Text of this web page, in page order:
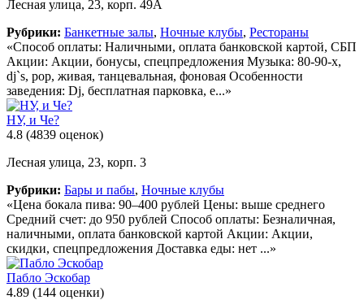
Лесная улица, 23, корп. 49А
Рубрики: Банкетные залы, Ночные клубы, Рестораны
«Способ оплаты: Наличными, оплата банковской картой, СБП
Акции: Акции, бонусы, спецпредложения Музыка: 80-90-х,
dj`s, pop, живая, танцевальная, фоновая Особенности
заведения: Dj, бесплатная парковка, е...»
НУ, и Че?
4.8 (4839 оценок)
Лесная улица, 23, корп. 3
Рубрики: Бары и пабы, Ночные клубы
«Цена бокала пива: 90–400 рублей Цены: выше среднего
Средний счет: до 950 рублей Способ оплаты: Безналичная,
наличными, оплата банковской картой Акции: Акции,
скидки, спецпредложения Доставка еды: нет ...»
Пабло Эскобар
4.89 (144 оценки)